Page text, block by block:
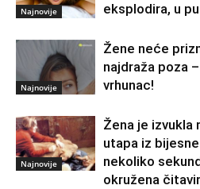
Najnovije
eksplodira, u
Najnovije
Žene neće
najdraža poza
vrhunac!
Najnovije
Žena je izvukla
utapa iz
nekoliko
okružena